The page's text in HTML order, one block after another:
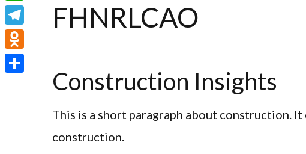
FHNRLCAO
Construction Insights
This is a short paragraph about construction.
construction.
WhatsApp
Telegram
Odnoklassniki
Отправить